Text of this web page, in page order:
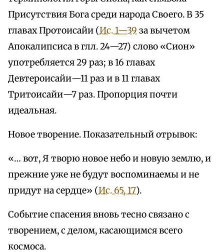
Присутствия Бога среди народа Своего. В 35
главах Протоисайи (Ис. 1—39 за вычетом
Апокалипсиса в глл. 24—27) слово «Сион»
употребляется 29 раз; в 16 главах
Девтероисайи—11 раз и в 11 главах
Тритоисайи—7 раз. Пропорция почти
идеальная.
Новое творение. Показательный отрывок:
«… вот, Я творю новое небо и новую землю, и
прежние уже не будут воспоминаемы и не
придут на сердце» (Ис. 65, 17).
Событие спасения вновь тесно связано с
творением, с делом, касающимся всего
космоса.